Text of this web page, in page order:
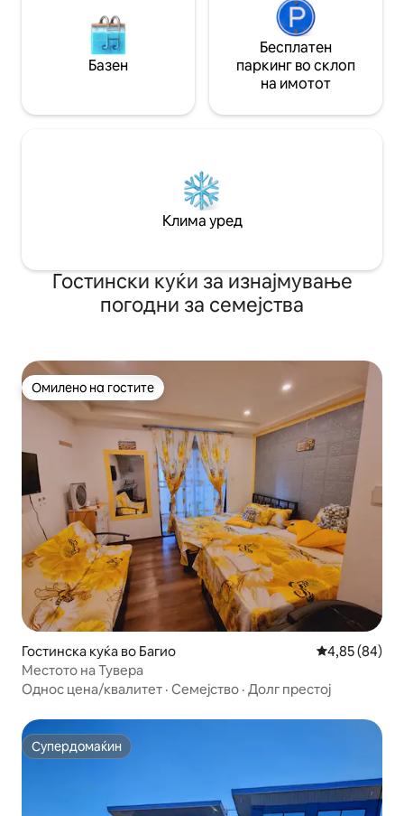
Базен
Бесплатен
паркинг во склоп
на имотот
Клима уред
Гостински куќи за изнајмување
погодни за семејства
Омилено на гостите
Омилено на гостите
Гостинска куќа во Багио Просечна
4,85 (84)
Местото на Тувера
Однос цена/квалитет · Семејство · Долг престој
Супердомаќин
Супердомаќин